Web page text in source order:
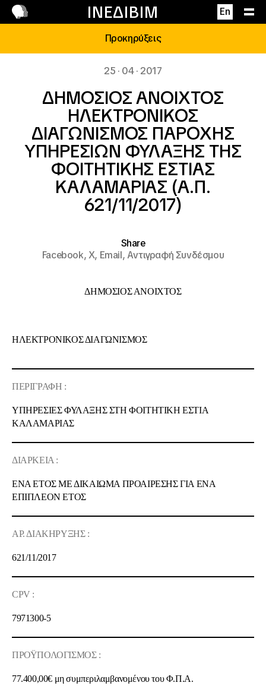
ΙΝΕΔΙΒΙΜ En
Επικοινωνία
Προκηρύξεις
25 · 04 · 2017
ΔΗΜΟΣΙΟΣ ΑΝΟΙΧΤΟΣ
ΗΛΕΚΤΡΟΝΙΚΟΣ
ΔΙΑΓΩΝΙΣΜΟΣ ΠΑΡΟΧΗΣ
ΥΠΗΡΕΣΙΩΝ ΦΥΛΑΞΗΣ ΤΗΣ
ΦΟΙΤΗΤΙΚΗΣ ΕΣΤΙΑΣ
ΚΑΛΑΜΑΡΙΑΣ (Α.Π.
621/11/2017)
Share
Facebook,X, Email,Αντιγραφή Συνδέσμου
ΔΗΜΟΣΙΟΣ ΑΝΟΙΧΤΟΣ
ΗΛΕΚΤΡΟΝΙΚΟΣ ΔΙΑΓΩΝΙΣΜΟΣ
ΠΕΡΙΓΡΑΦΗ :
ΥΠΗΡΕΣΙΕΣ ΦΥΛΑΞΗΣ ΣΤΗ ΦΟΙΤΗΤΙΚΗ ΕΣΤΙΑ
ΚΑΛΑΜΑΡΙΑΣ
ΔΙΑΡΚΕΙΑ :
ΕΝΑ ΕΤΟΣ ΜΕ ΔΙΚΑΙΩΜΑ ΠΡΟΑΙΡΕΣΗΣ ΓΙΑ ΕΝΑ
ΕΠΙΠΛΕΟΝ ΕΤΟΣ
ΑΡ. ΔΙΑΚΗΡΥΞΗΣ :
621/11/2017
CPV :
7971300-5
ΠΡΟΫΠΟΛΟΓΙΣΜΟΣ :
77.400,00€ μη συμπεριλαμβανομένου του Φ.Π.Α.